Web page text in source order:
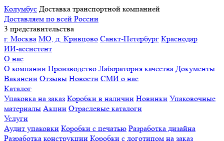
Колумбус Доставка транспортной компанией
Доставляем по всей России
3 представительства
г. Москва МО, д. Кривцово Санкт-Петербург Краснодар
ИИ-ассистент
О нас
О компании Производство Лаборатория качества Документы
Вакансии Отзывы Новости СМИ о нас
Каталог
Упаковка на заказ Коробки в наличии Новинки Упаковочные
материалы Акции Отраслевые каталоги
Услуги
Аудит упаковки Коробки с печатью Разработка дизайна
Разработка конструкции Коробки с логотипом на заказ